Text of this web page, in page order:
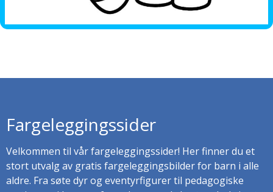
Fargeleggingssider
Velkommen til vår fargeleggingssider! Her finner du et
stort utvalg av gratis fargeleggingsbilder for barn i alle
aldre. Fra søte dyr og eventyrfigurer til pedagogiske